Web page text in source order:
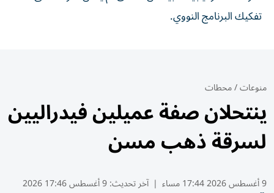
تفكيك البرنامج النووي.
منوعات/محطات
ينتحلان صفة عميلين فيدراليين
لسرقة ذهب مسن
9 أغسطس 2026 17:44 مساء | آخر تحديث:9 أغسطس 17:46 2026